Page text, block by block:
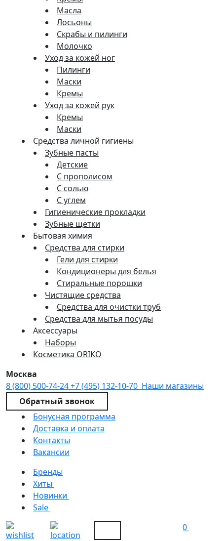
Масла
Лосьоны
Скрабы и пилинги
Молочко
Уход за кожей ног
Пилинги
Маски
Кремы
Уход за кожей рук
Кремы
Маски
Средства личной гигиены
Зубные пасты
Детские
С прополисом
С солью
С углем
Гигиенические прокладки
Зубные щетки
Бытовая химия
Средства для стирки
Гели для стирки
Кондиционеры для белья
Стиральные порошки
Чистящие средства
Средства для очистки труб
Средства для мытья посуды
Аксессуары
Наборы
Косметика ORIKO
Москва
8 (800) 500-74-24+7 (495) 132-10-70 Наши магазины
Обратный звонок
Бонусная программа
Доставка и оплата
Контакты
Вакансии
Бренды
Хиты
Новинки
Sale
0